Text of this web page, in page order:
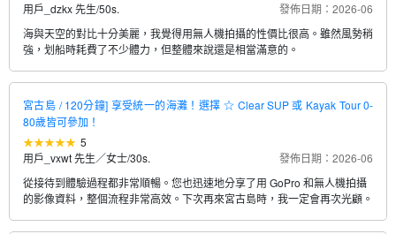
用戶_dzkx 先生/50s.
發佈日期：2026-06
海與天空的對比十分美麗，我覺得用無人機拍攝的性價比很高。雖然風勢稍
強，划船時耗費了不少體力，但整體來說還是相當滿意的。
宮古島 / 120分鐘] 享受統一的海灘！選擇 ☆ Clear SUP 或 Kayak Tour 0-
80歲皆可參加！
5
用戶_vxwt 先生／女士/30s.
發佈日期：2026-06
從接待到體驗過程都非常順暢。您也迅速地分享了用 GoPro 和無人機拍攝
的影像資料，整個流程非常高效。下次再來宮古島時，我一定會再次光顧。